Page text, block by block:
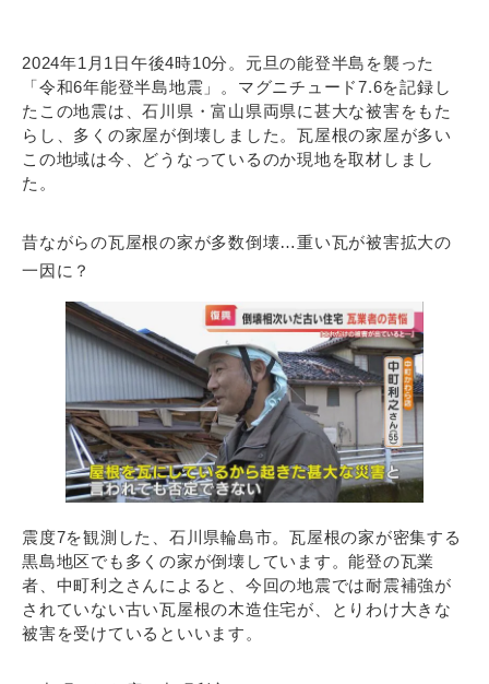
2024年1月1日午後4時10分。元旦の能登半島を襲った
「令和6年能登半島地震」。マグニチュード7.6を記録し
たこの地震は、石川県・富山県両県に甚大な被害をもた
らし、多くの家屋が倒壊しました。瓦屋根の家屋が多い
この地域は今、どうなっているのか現地を取材しまし
た。
昔ながらの瓦屋根の家が多数倒壊…重い瓦が被害拡大の
一因に？
震度7を観測した、石川県輪島市。瓦屋根の家が密集する
黒島地区でも多くの家が倒壊しています。能登の瓦業
者、中町利之さんによると、今回の地震では耐震補強が
されていない古い瓦屋根の木造住宅が、とりわけ大きな
被害を受けているといいます。